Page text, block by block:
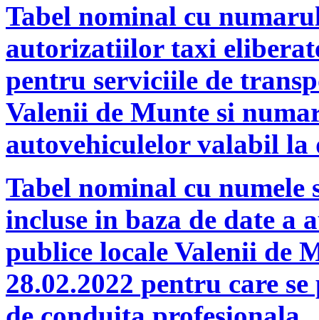
Tabel nominal cu
autorizatiilor taxi
pentru serviciile de
Valenii de Munte si
autovehiculelor valabil la
Tabel nominal cu numele
incluse in baza de date
publice locale Valenii de
28.02.2022 pentru care